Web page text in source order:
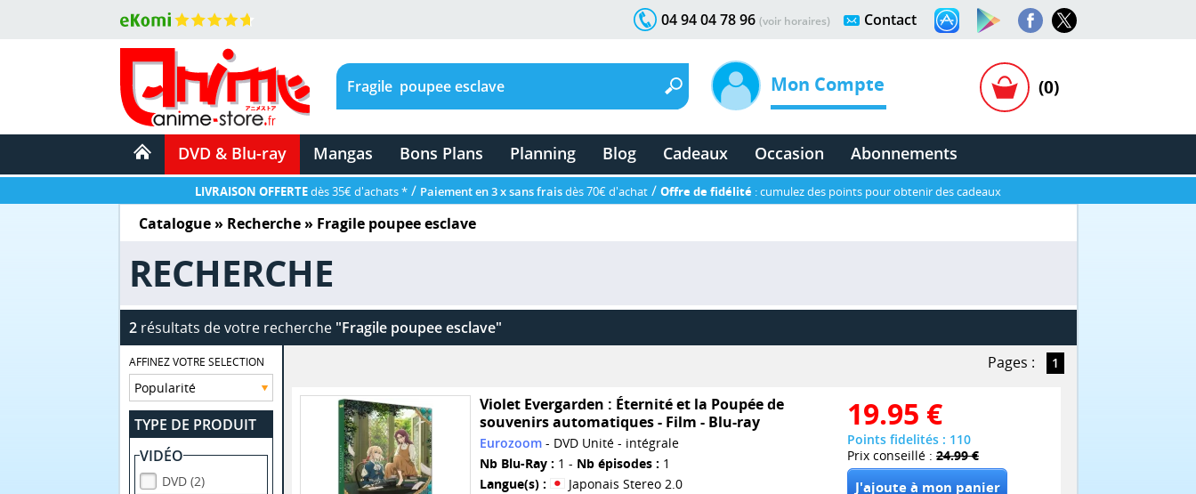
Contact
04 94 04 78 96 (voir horaires)
Mon Compte (0)
DVD & Blu-ray Mangas Bons Plans Planning Blog Cadeaux Occasion Abonnements
LIVRAISON OFFERTEdès 35€ d'achats * / Paiement en 3 x sans fraisdès 70€ d'achat / Offre de fidélité : cumulez des points pour obtenir des cadeaux
Catalogue» Recherche » Fragile poupee esclave
RECHERCHE
2résultats de votre recherche "Fragile poupee esclave"
AFFINEZ VOTRE SELECTION
TYPE DE PRODUIT
VIDÉO
DVD (2)
Pages : 1
Violet Evergarden : Éternité et la Poupée de
souvenirs automatiques - Film - Blu-ray
Eurozoom- DVD Unité - intégrale
Nb Blu-Ray : 1 - Nb épisodes : 1
Langue(s) :
Japonais Stereo 2.0
19.95 €
Points fidelités : 110
Prix conseillé : 24.99 €